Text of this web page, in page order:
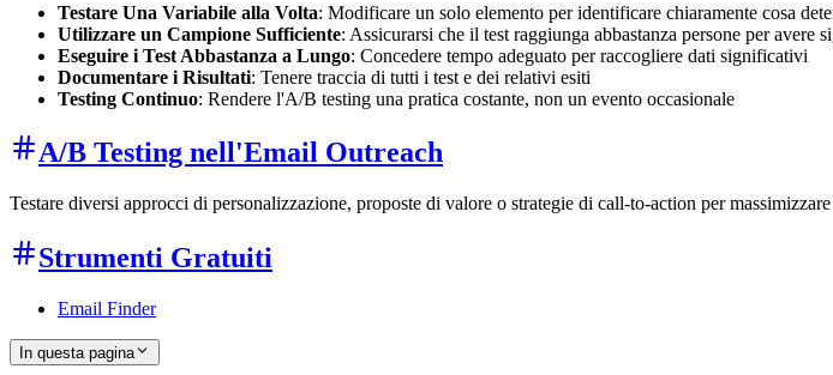
Testare Una Variabile alla Volta: Modificare un solo elemento per identificare chiaramente cosa
Utilizzare un Campione Sufficiente: Assicurarsi che il test raggiunga abbastanza persone per avere
Eseguire i Test Abbastanza a Lungo: Concedere tempo adeguato per raccogliere dati significativi
Documentare i Risultati: Tenere traccia di tutti i test e dei relativi esiti
Testing Continuo: Rendere l'A/B testing una pratica costante, non un evento occasionale
A/B Testing nell'Email Outreach
Testare diversi approcci di personalizzazione, proposte di valore o strategie di call-to-action per
Strumenti Gratuiti
Email Finder
In questa pagina